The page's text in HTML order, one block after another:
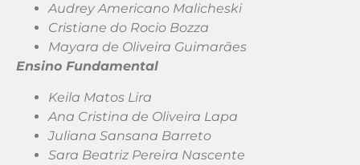
Audrey Americano Malicheski
Cristiane do Rocio Bozza
Mayara de Oliveira Guimarães
Ensino Fundamental
Keila Matos Lira
Ana Cristina de Oliveira Lapa
Juliana Sansana Barreto
Sara Beatriz Pereira Nascente